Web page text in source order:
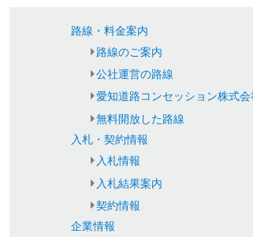
路線・料金案内
路線のご案内
公社運営の路線
愛知道路コンセッション株式
無料開放した路線
入札・契約情報
入札情報
入札結果案内
契約情報
企業情報